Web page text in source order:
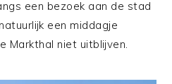
een bezoek aan de stad
een middagje
Markthal niet uitblijven.